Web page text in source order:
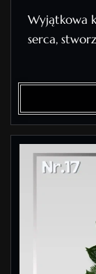
Wyjątkowa
serca,